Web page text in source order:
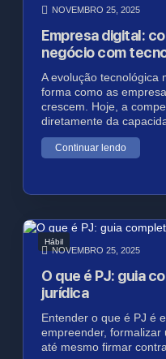
NOVEMBRO 25, 2025
Empresa digital:
negócio com
A evolução tecnológica
forma como as
crescem. Hoje, a
diretamente da
Continuar lendo
Hábil
NOVEMBRO 25, 2025
O que é PJ: guia
jurídica
Entender o que é PJ é
empreender, formalizar
até mesmo firmar